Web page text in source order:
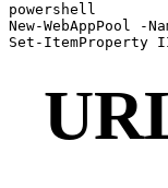
powershell
New-WebAppPool -
Set-ItemProperty